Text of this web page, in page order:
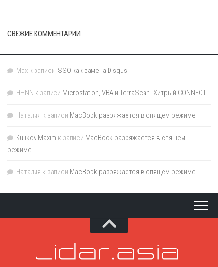
СВЕЖИЕ КОММЕНТАРИИ
Max к записи ISSO как замена Disqus
HHNN к записи Microstation, VBA и TerraScan. Хитрый CONNECT
Наталия к записи MacBook разряжается в спящем режиме
Kulikov Maxim к записи MacBook разряжается в спящем
режиме
Наталия к записи MacBook разряжается в спящем режиме